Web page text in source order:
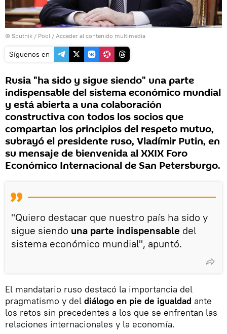
© Sputnik / Pool / Acceder al contenido multimedia
Síguenos en
Rusia "ha sido y sigue siendo" una parte
indispensable del sistema económico mundial
y está abierta a una colaboración
constructiva con todos los socios que
compartan los principios del respeto mutuo,
subrayó el presidente ruso, Vladímir Putin, en
su mensaje de bienvenida al XXIX Foro
Económico Internacional de San Petersburgo.
"Quiero destacar que nuestro país ha sido y
sigue siendo una parte indispensable del
sistema económico mundial", apuntó.
El mandatario ruso destacó la importancia del
pragmatismo y del diálogo en pie de igualdad ante
los retos sin precedentes a los que se enfrentan las
relaciones internacionales y la economía.